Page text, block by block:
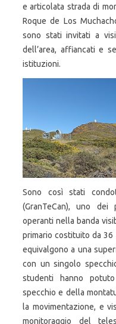
e articolata strada di
Roque de Los
sono stati invitati a
dell’area, affiancati e
istituzioni.
Sono così stati
(GranTeCan), uno
operanti nella banda
primario costituito da
equivalgono a una
con un singolo
studenti hanno
specchio e della
la movimentazione, e
monitoraggio del